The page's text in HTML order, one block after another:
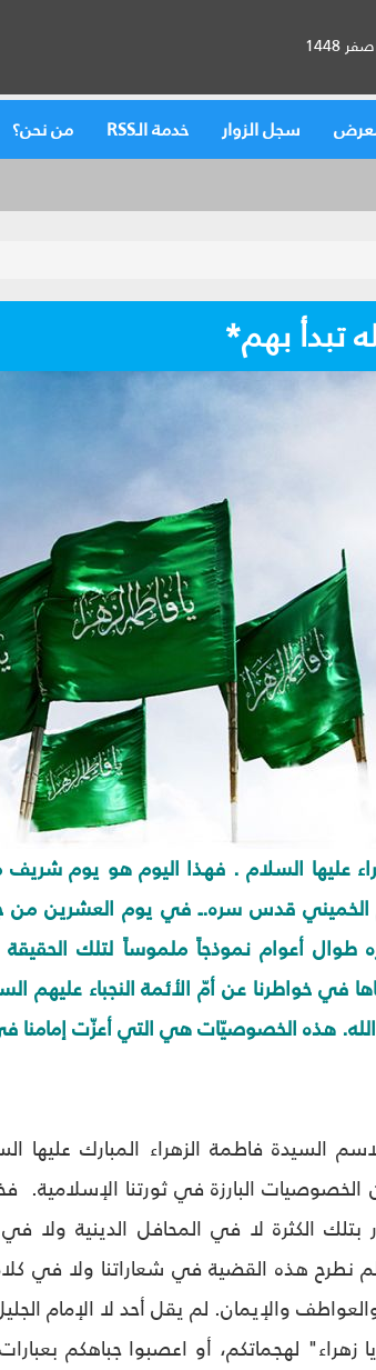
سجل الزوار خدمة الـRSS من نحن؟
تبدأ بهم*
عليها السلام . فهذا اليوم هو يوم شريف
الخميني قدس سره.ـ في يوم العشرين
طوال أعوام نموذجاً ملموساً لتلك
في خواطرنا عن أمّ الأئمة النجباء عليهم
هذه الخصوصيّات هي التي أعزّت إمامنا
السيدة فاطمة الزهراء المبارك عليها
البارزة في ثورتنا الإسلامية.
بتلك الكثرة لا في المحافل الدينية ولا
نطرح هذه القضية في شعاراتنا ولا في
والإيمان. لم يقل أحد لا الإمام
لهجماتكم، أو اعصبوا جباهكم